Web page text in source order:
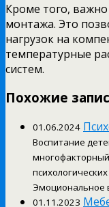
Кроме того,
монтажа. Это
нагрузок на
температурные
систем.
Похожие
01.06.2024
Воспитание
Эмоциональное
01.11.2023